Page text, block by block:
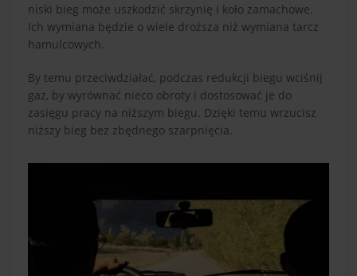
niski bieg może uszkodzić skrzynię i koło zamachowe.
Ich wymiana będzie o wiele droższa niż wymiana tarcz
hamulcowych.
By temu przeciwdziałać, podczas redukcji biegu wciśnij
gaz, by wyrównać nieco obroty i dostosować je do
zasięgu pracy na niższym biegu. Dzięki temu wrzucisz
niższy bieg bez zbędnego szarpnięcia.